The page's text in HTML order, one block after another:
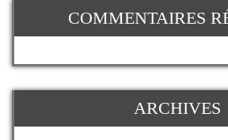
COMMENTAIRES
ARCHIVES